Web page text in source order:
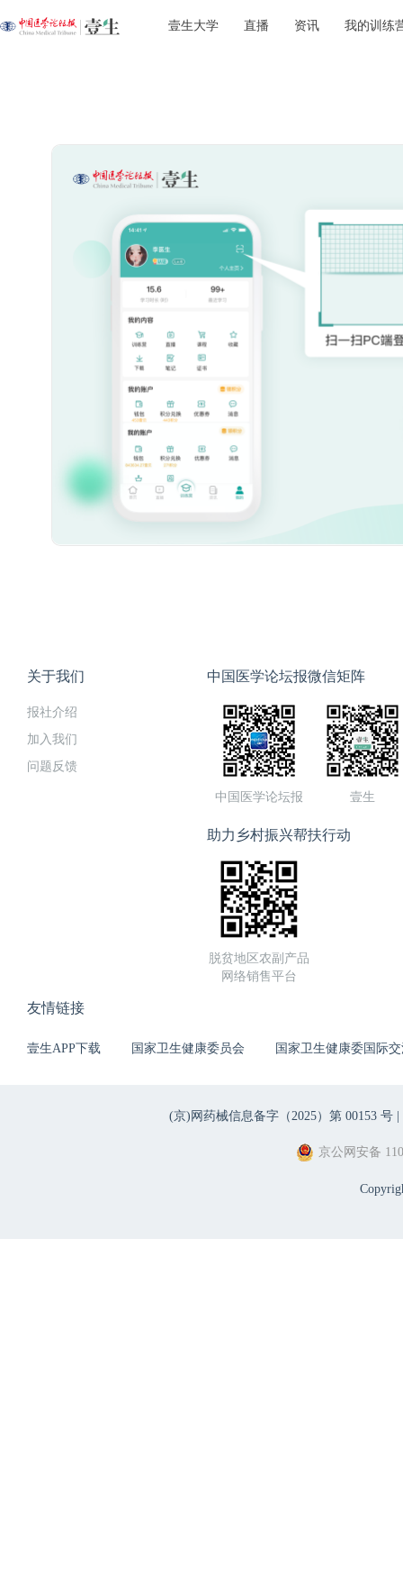
壹生大学 直播 资讯 我的训练
关于我们
报社介绍
加入我们
问题反馈
中国医学论坛报微信矩阵
中国医学论坛报 壹生
助力乡村振兴帮扶行动
脱贫地区农副产品
网络销售平台
友情链接
壹生APP下载 国家卫生健康委员会 国家卫生健康委国际
(京)网药械信息备字（2025）第 00153 号 |
京公网安备